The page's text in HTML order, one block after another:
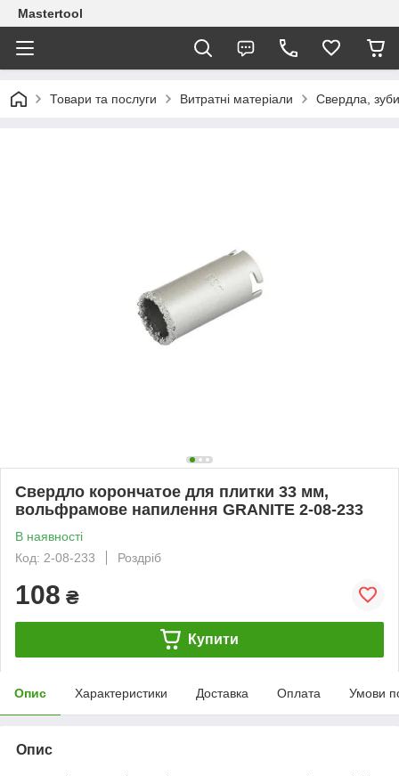
Mastertool
Товари та послуги Витратні матеріали Свердла,
Свердло корончатое для плитки 33 мм,
вольфрамове напилення GRANITE 2-08-233
В наявності
Код: 2-08-233
Роздріб
108 ₴
Купити
Опис Характеристики Доставка Оплата Умови
Опис